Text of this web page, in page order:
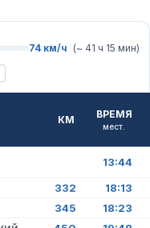
74 км/ч (~ 41 ч 15 мин)
КМ ВРЕМЯ
мест.
13:44
332 18:13
345 18:23